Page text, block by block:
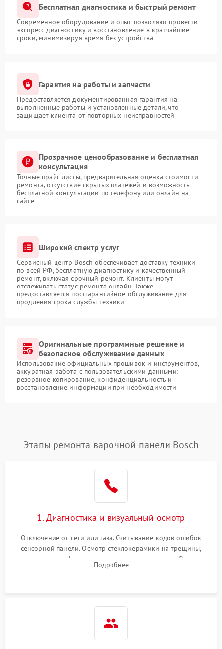
Бесплатная диагностика и быстрый ремонт
Современное оборудование и опыт позволяют провести
экспресс-диагностику и восстановление в кратчайшие
сроки, минимизируя время без устройства
Гарантия на работы и запчасти
Предоставляется документированная гарантия на
выполненные работы и установленные детали, что
защищает клиента от повторных неисправностей
Прозрачное ценообразование и бесплатная
консультация
Точные прайс-листы, предварительная оценка стоимости
ремонта, отсутствие скрытых платежей и возможность
бесплатной консультации по телефону или онлайн на
сайте
Широкий спектр услуг
Сервисный центр Bosch обеспечивает доставку техники
по всей РФ, бесплатную диагностику и качественный
ремонт, включая срочный ремонт. Клиенты могут
отслеживать статус ремонта онлайн. Также
предоставляется постгарантийное обслуживание для
продления срока службы техники
Оригинальные программные решение и
безопасное обслуживание данных
Использование официальных прошивок и инструментов,
аккуратная работа с пользовательскими данными:
резервное копирование, конфиденциальность и
восстановление информации при необходимости
Этапы ремонта варочной панели Bosch
1. Диагностика и визуальный осмотр
Отключение от сети или газа. Считывание кодов ошибок
сенсорной панели. Осмотр стеклокерамики на трещины,
проверка конфорок на равномерность нагрева. Опрос
клиента о симптомах (не включается, не видит посуду,
Подробнее